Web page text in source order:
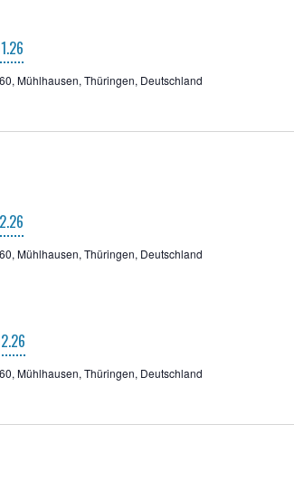
Mühlhausen, Thüringen, Deutschland
Mühlhausen, Thüringen, Deutschland
Mühlhausen, Thüringen, Deutschland